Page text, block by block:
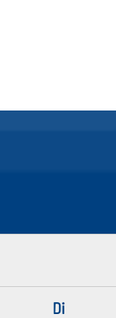
Di